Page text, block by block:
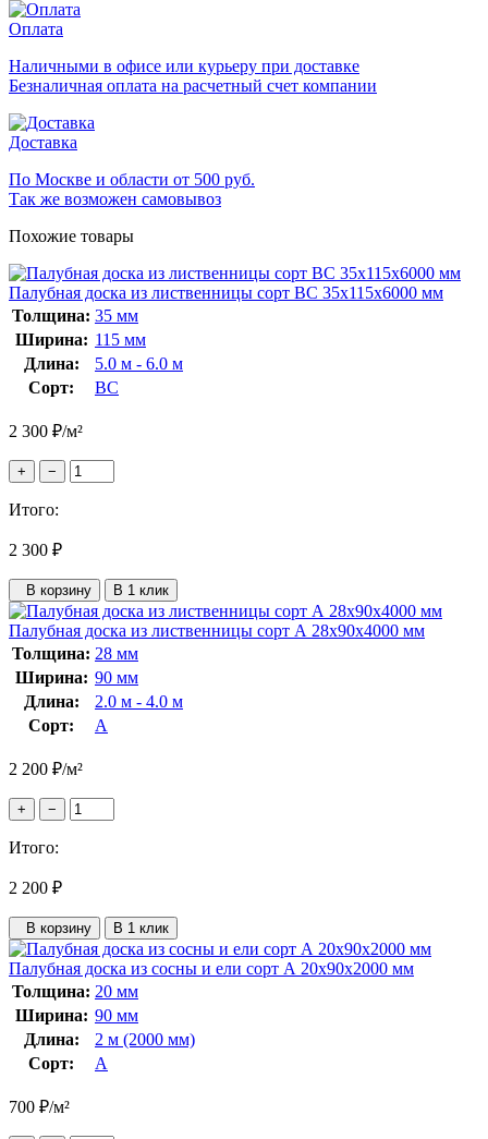
Оплата
Наличными в офисе или курьеру при доставке
Безналичная оплата на расчетный счет компании
Доставка
По Москве и области от 500 руб.
Так же возможен самовывоз
Похожие товары
Палубная доска из лиственницы сорт ВС 35x115x6000 мм
Толщина: 35 мм
Ширина: 115 мм
Длина:
5.0 м - 6.0 м
Сорт:
ВС
2 300 ₽/м²
+ −
Итого:
2 300 ₽
В корзину В 1 клик
Палубная доска из лиственницы сорт А 28x90x4000 мм
Толщина: 28 мм
Ширина: 90 мм
Длина:
2.0 м - 4.0 м
Сорт:
А
2 200 ₽/м²
+ −
Итого:
2 200 ₽
В корзину В 1 клик
Палубная доска из сосны и ели сорт А 20x90x2000 мм
Толщина: 20 мм
Ширина: 90 мм
Длина:
2 м (2000 мм)
Сорт:
А
700 ₽/м²